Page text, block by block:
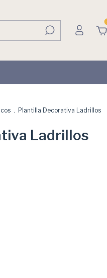
. Plantilla Decorativa Ladrillos
Ladrillos